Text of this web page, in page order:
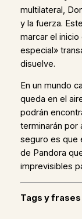
multilateral,
y la fuerza.
marcar el inicio
especial»
disuelve.
En un mundo
queda en el
podrán
terminarán por
seguro es que
de Pandora
imprevisibles
Tags y